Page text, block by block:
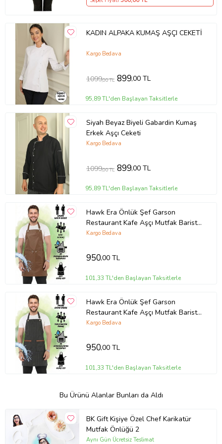
KADIN ALPAKA KUMAŞ AŞÇI CEKETİ
Kargo Bedava
1099,00 TL 899,00 TL
95,89 TL'den Başlayan Taksitlerle
Siyah Beyaz Biyeli Gabardin Kumaş
Erkek Aşçı Ceketi
Kargo Bedava
1099,00 TL 899,00 TL
95,89 TL'den Başlayan Taksitlerle
Hawk Era Önlük Şef Garson
Restaurant Kafe Aşçı Mutfak Barista
Kuaför Deri iş Önlüğü İki Cepli
Kargo Bedava
950,00 TL
101,33 TL'den Başlayan Taksitlerle
Hawk Era Önlük Şef Garson
Restaurant Kafe Aşçı Mutfak Barista
Kuaför Siyah iş Önlüğü İki Cepli
Kargo Bedava
950,00 TL
101,33 TL'den Başlayan Taksitlerle
Bu Ürünü Alanlar Bunları da Aldı
BK Gift Kişiye Özel Chef Karikatür
Mutfak Önlüğü 2
Aynı Gün Ücretsiz Teslimat